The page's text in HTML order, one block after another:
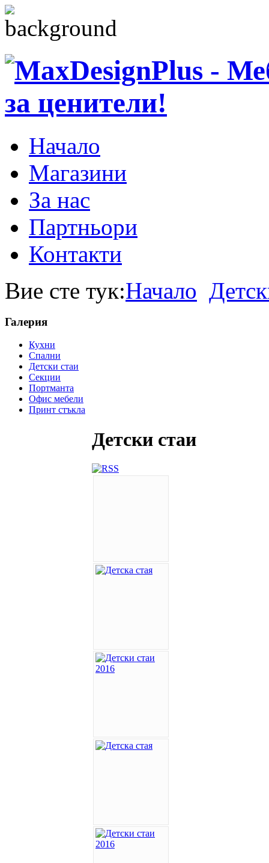
Начало
Магазини
За нас
Партньори
Контакти
Вие сте тук:Начало
Галерия
Кухни
Спални
Детски стаи
Секции
Портманта
Офис мебели
Принт стъкла
Детски стаи